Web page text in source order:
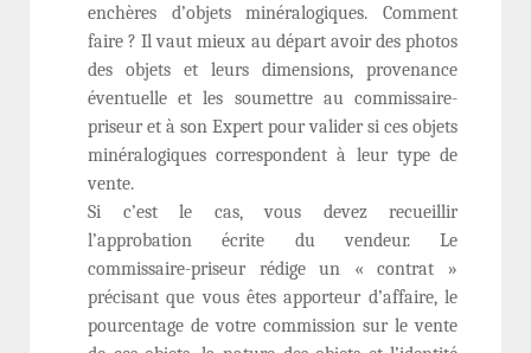
enchères d’objets minéralogiques. Comment
faire ? Il vaut mieux au départ avoir des photos
des objets et leurs dimensions, provenance
éventuelle et les soumettre au commissaire-
priseur et à son Expert pour valider si ces objets
minéralogiques correspondent à leur type de
vente.
Si c’est le cas, vous devez recueillir
l’approbation écrite du vendeur. Le
commissaire-priseur rédige un « contrat »
précisant que vous êtes apporteur d’affaire, le
pourcentage de votre commission sur le vente